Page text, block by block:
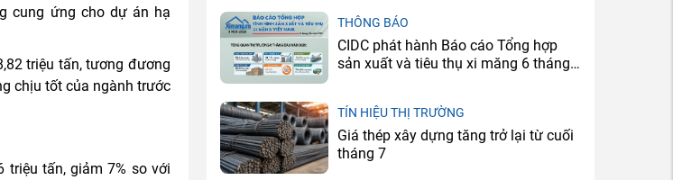
cung ứng cho dự án hạ
triệu tấn, tương đương
chịu tốt của ngành trước
tấn, giảm 7% so với
THÔNG BÁO
CIDC phát hành Báo cáo Tổng hợp
sản xuất và tiêu thụ xi măng 6 tháng
TÍN HIỆU THỊ TRƯỜNG
Giá thép xây dựng tăng trở lại từ cuối
tháng 7